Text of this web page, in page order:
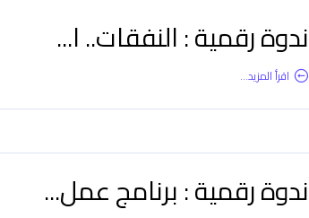
ندوة رقمية : النفقات.. ا...
اقرأ المزيد...
ندوة رقمية : برنامج عمل...